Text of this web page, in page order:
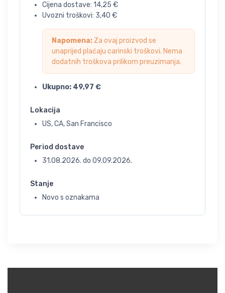
Cijena dostave: 14,25 €
Uvozni troškovi: 3,40 €
Napomena: Za ovaj proizvod se
unaprijed plaćaju carinski troškovi. Nema
dodatnih troškova prilikom preuzimanja.
Ukupno: 49,97 €
Lokacija
US, CA, San Francisco
Period dostave
31.08.2026. do 09.09.2026.
Stanje
Novo s oznakama